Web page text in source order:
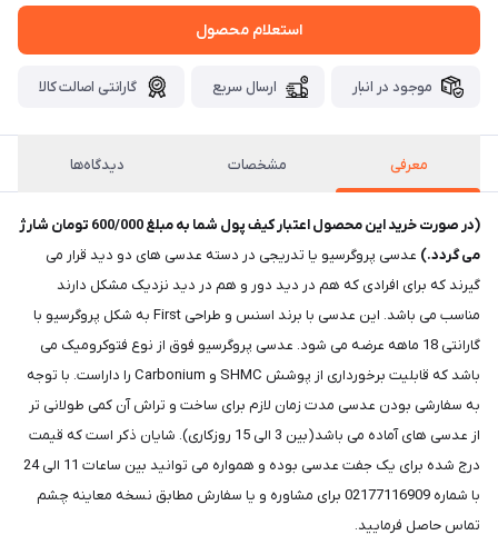
استعلام محصول
موجود در انبار ارسال سریع گارانتی اصالت کالا
معرفی مشخصات دیدگاه‌ها
(در صورت خرید این محصول اعتبار کیف پول شما به مبلغ 600/000 تومان شارژ
می گردد.) عدسی پروگرسیو یا تدریجی در دسته عدسی های دو دید قرار می
گیرند که برای افرادی که هم در دید دور و هم در دید نزدیک مشکل دارند
مناسب می باشد. این عدسی با برند اسنس و طراحی First به شکل پروگرسیو با
گارانتی 18 ماهه عرضه می شود. عدسی پروگرسیو فوق از نوع فتوکرومیک می
باشد که قابلیت برخورداری از پوشش SHMC و Carbonium را داراست. با توجه
به سفارشی بودن عدسی مدت زمان لازم برای ساخت و تراش آن کمی طولانی تر
از عدسی های آماده می باشد(بین 3 الی 15 روزکاری). شایان ذکر است که قیمت
درج شده برای یک جفت عدسی بوده و همواره می توانید بین ساعات 11 الی 24
با شماره 02177116909 برای مشاوره و یا سفارش مطابق نسخه معاینه چشم
تماس حاصل فرمایید.